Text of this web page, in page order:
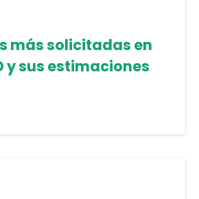
más solicitadas en
y sus estimaciones